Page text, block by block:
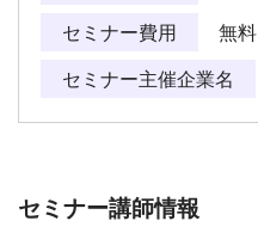
セミナー費用
無料
セミナー主催企業名
セミナー講師情報